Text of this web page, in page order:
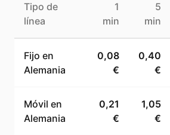
Tipo de
línea
1
min
5
min
Fijo en
Alemania
0,08
€
0,40
€
Móvil en
Alemania
0,21
€
1,05
€